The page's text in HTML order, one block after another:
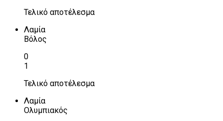
Τελικό αποτέλεσμα
Λαμία
Βόλος
0
1
Τελικό αποτέλεσμα
Λαμία
Ολυμπιακός